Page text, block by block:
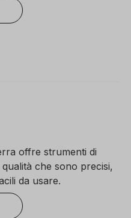
offre strumenti di
che sono precisi,
da usare.